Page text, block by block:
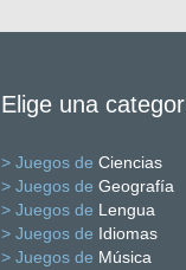
Elige una
> Juegos de Ciencias
> Juegos de Geografía
> Juegos de Lengua
> Juegos de Idiomas
> Juegos de Música